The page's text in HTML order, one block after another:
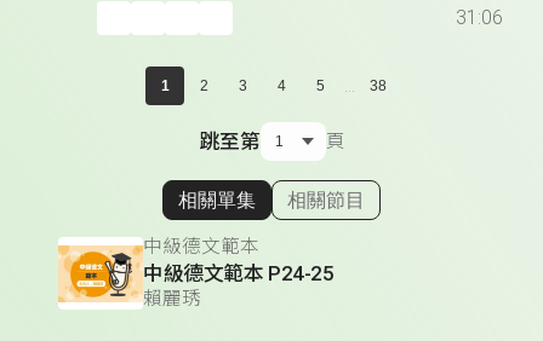
31:06
1 2 3 4 5 ... 38
跳至第 頁
顯示相關單集
相關單集 相關節目
中級德文範本
中級德文範本 P24-25
賴麗琇